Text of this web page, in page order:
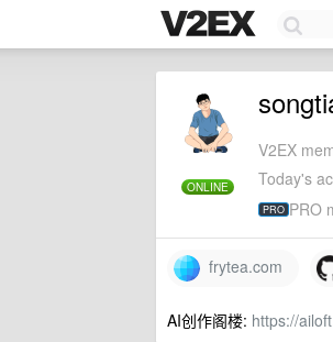
ONLINE
V2EX
Today's
PRO PRO
frytea.com
AI创作阁楼: https://